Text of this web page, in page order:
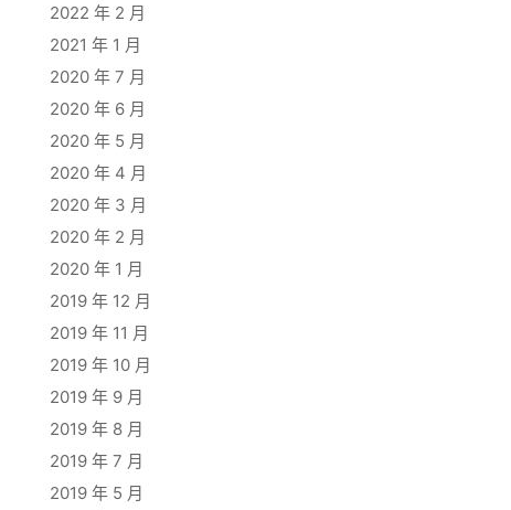
2022 年 2 月
2021 年 1 月
2020 年 7 月
2020 年 6 月
2020 年 5 月
2020 年 4 月
2020 年 3 月
2020 年 2 月
2020 年 1 月
2019 年 12 月
2019 年 11 月
2019 年 10 月
2019 年 9 月
2019 年 8 月
2019 年 7 月
2019 年 5 月